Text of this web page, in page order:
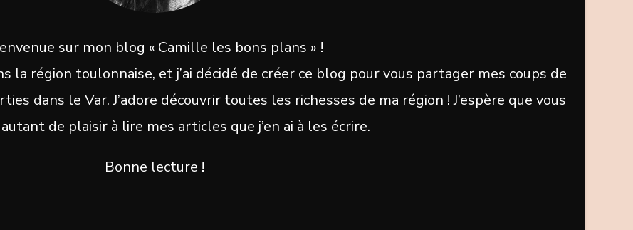
sur mon blog « Camille les bons plans » !
la région toulonnaise, et j’ai décidé de créer ce blog pour vous partager mes coups de
dans le Var. J’adore découvrir toutes les richesses de ma région ! J’espère que vous
de plaisir à lire mes articles que j’en ai à les écrire.
Bonne lecture !